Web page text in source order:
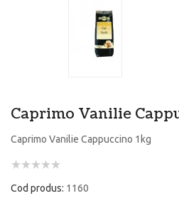
Caprimo Vanilie
Caprimo Vanilie Cappuccino 1kg
Cod produs: 1160